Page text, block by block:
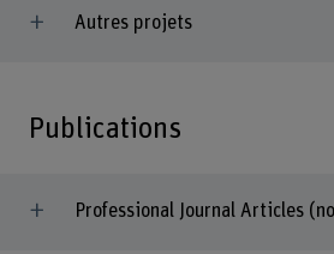
Autres projets
Publications
Professional Journal Articles